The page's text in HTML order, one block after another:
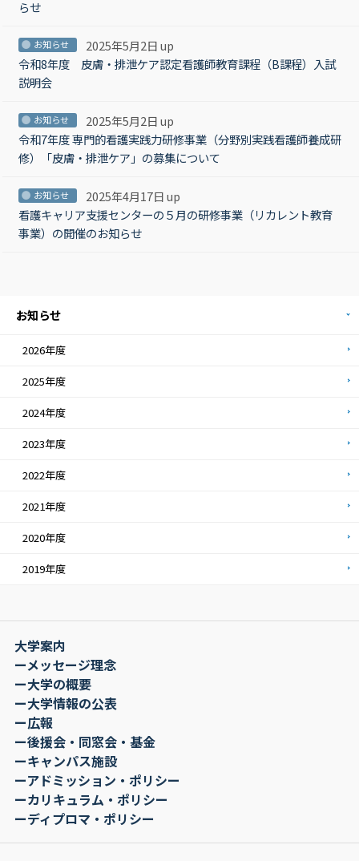
らせ
2025年5月2日 up
お知らせ
令和8年度 皮膚・排泄ケア認定看護師教育課程（B課程）入試
説明会
2025年5月2日 up
お知らせ
令和7年度 専門的看護実践力研修事業（分野別実践看護師養成研
修）「皮膚・排泄ケア」の募集について
2025年4月17日 up
お知らせ
看護キャリア支援センターの５月の研修事業（リカレント教育
事業）の開催のお知らせ
お知らせ
2026年度
2025年度
2024年度
2023年度
2022年度
2021年度
2020年度
2019年度
大学案内
ーメッセージ理念
ー大学の概要
ー大学情報の公表
ー広報
ー後援会・同窓会・基金
ーキャンパス施設
ーアドミッション・ポリシー
ーカリキュラム・ポリシー
ーディプロマ・ポリシー